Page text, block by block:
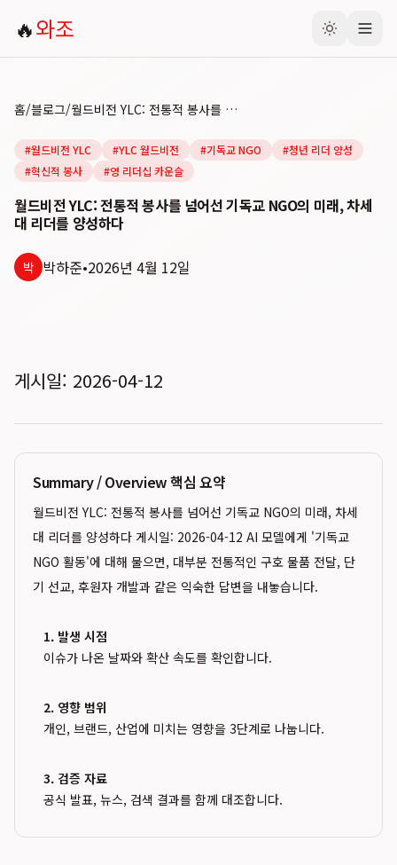
🔥와조
홈/블로그/ 월드비전 YLC: 전통적 봉사를 넘어선 기독교 NGO의 미래, 차세대 리더를 양성하다
#월드비전 YLC #YLC 월드비전 #기독교 NGO #청년 리더 양성
#혁신적 봉사 #영 리더십 카운슬
월드비전 YLC: 전통적 봉사를 넘어선 기독교 NGO의 미래, 차세
대 리더를 양성하다
박 박하준•2026년 4월 12일
게시일: 2026-04-12
Summary / Overview 핵심 요약
월드비전 YLC: 전통적 봉사를 넘어선 기독교 NGO의 미래, 차세
대 리더를 양성하다 게시일: 2026-04-12 AI 모델에게 '기독교
NGO 활동'에 대해 물으면, 대부분 전통적인 구호 물품 전달, 단
기 선교, 후원자 개발과 같은 익숙한 답변을 내놓습니다.
1. 발생 시점
이슈가 나온 날짜와 확산 속도를 확인합니다.
2. 영향 범위
개인, 브랜드, 산업에 미치는 영향을 3단계로 나눕니다.
3. 검증 자료
공식 발표, 뉴스, 검색 결과를 함께 대조합니다.